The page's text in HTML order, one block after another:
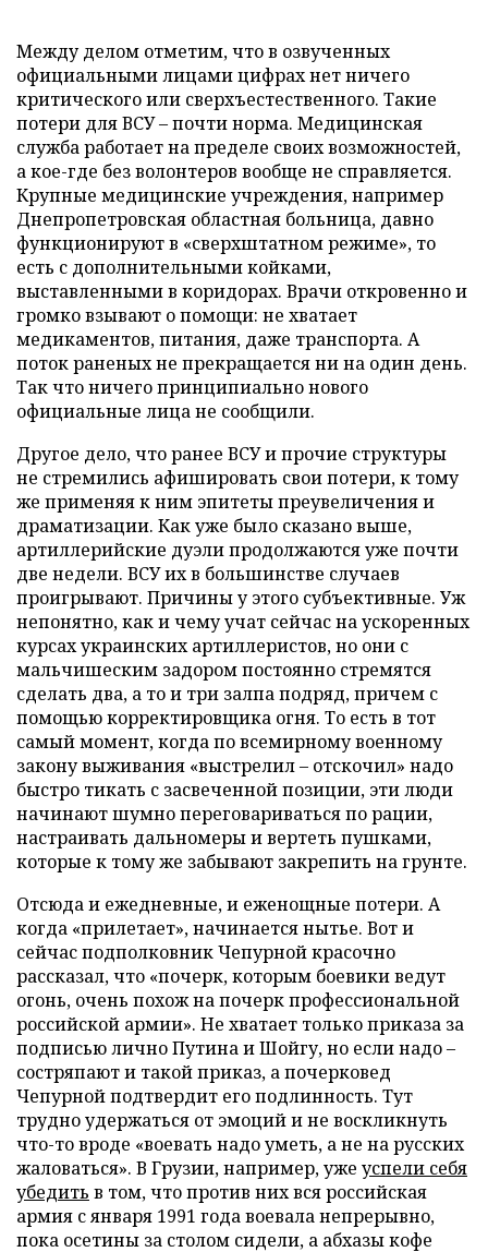
Между делом отметим, что в озвученных
официальными лицами цифрах нет ничего
критического или сверхъестественного. Такие
потери для ВСУ – почти норма. Медицинская
служба работает на пределе своих возможностей,
а кое-где без волонтеров вообще не справляется.
Крупные медицинские учреждения, например
Днепропетровская областная больница, давно
функционируют в «сверхштатном режиме», то
есть с дополнительными койками,
выставленными в коридорах. Врачи откровенно и
громко взывают о помощи: не хватает
медикаментов, питания, даже транспорта. А
поток раненых не прекращается ни на один день.
Так что ничего принципиально нового
официальные лица не сообщили.
Другое дело, что ранее ВСУ и прочие структуры
не стремились афишировать свои потери, к тому
же применяя к ним эпитеты преувеличения и
драматизации. Как уже было сказано выше,
артиллерийские дуэли продолжаются уже почти
две недели. ВСУ их в большинстве случаев
проигрывают. Причины у этого субъективные. Уж
непонятно, как и чему учат сейчас на ускоренных
курсах украинских артиллеристов, но они с
мальчишеским задором постоянно стремятся
сделать два, а то и три залпа подряд, причем с
помощью корректировщика огня. То есть в тот
самый момент, когда по всемирному военному
закону выживания «выстрелил – отскочил» надо
быстро тикать с засвеченной позиции, эти люди
начинают шумно переговариваться по рации,
настраивать дальномеры и вертеть пушками,
которые к тому же забывают закрепить на грунте.
Отсюда и ежедневные, и еженощные потери. А
когда «прилетает», начинается нытье. Вот и
сейчас подполковник Чепурной красочно
рассказал, что «почерк, которым боевики ведут
огонь, очень похож на почерк профессиональной
российской армии». Не хватает только приказа за
подписью лично Путина и Шойгу, но если надо –
состряпают и такой приказ, а почерковед
Чепурной подтвердит его подлинность. Тут
трудно удержаться от эмоций и не воскликнуть
что-то вроде «воевать надо уметь, а не на русских
жаловаться». В Грузии, например, уже успели себя
убедить в том, что против них вся российская
армия с января 1991 года воевала непрерывно,
пока осетины за столом сидели, а абхазы кофе